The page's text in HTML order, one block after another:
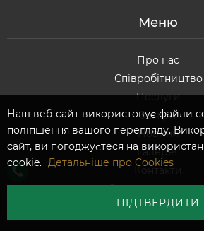
Меню
Про нас
Співробітництво
Послуги
Заміри
Новини
Галерея
Контакти
Оплата та
Обмін та
Наш веб-сайт використовує файли
поліпшення вашого перегляду.
сайт, ви погоджуєтеся на
cookie. Детальніше про Cookies
ПІДТВЕРДИТИ